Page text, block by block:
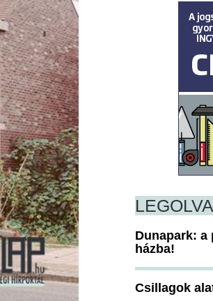
Dunapark: a
házba!
Csillagok